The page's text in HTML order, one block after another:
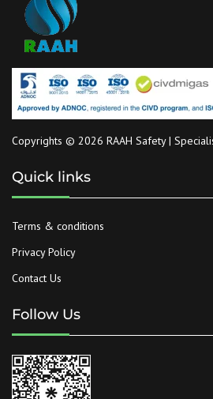
Copyrights © 2026 RAAH Safety |
Quick links
Terms & conditions
Privacy Policy
Contact Us
Follow Us